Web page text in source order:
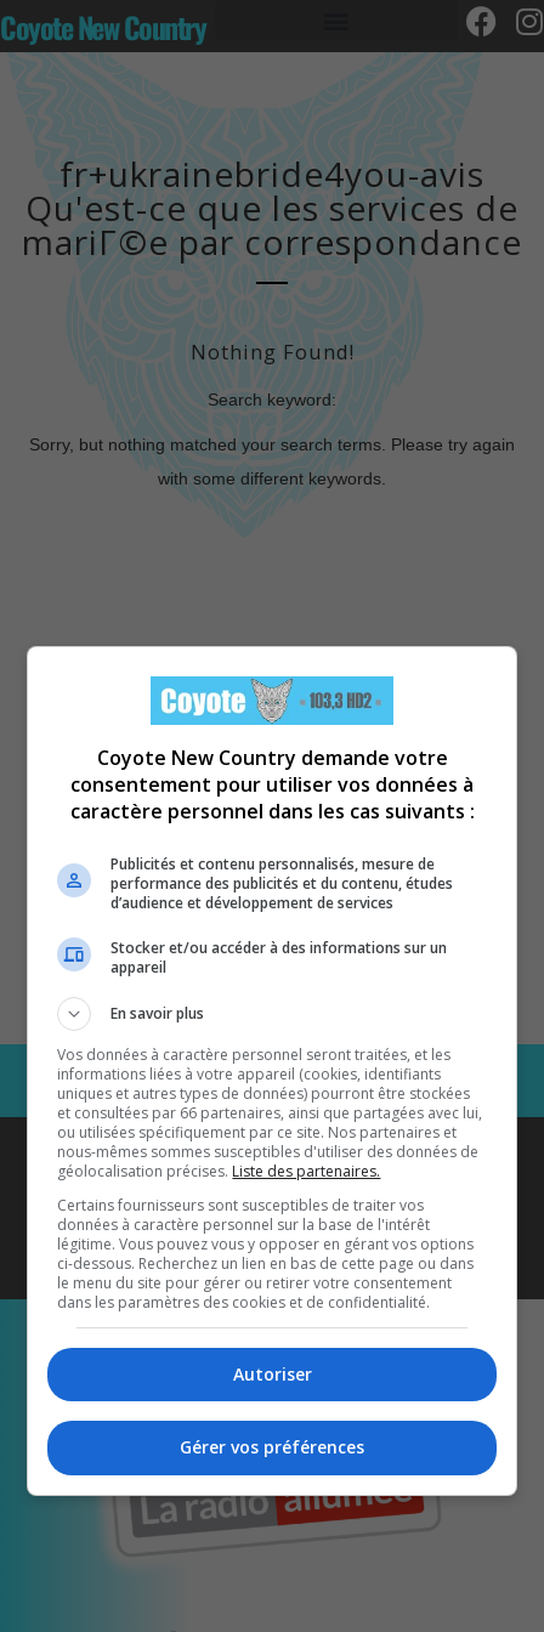
Coyote New Country
fr+ukrainebride4you-avis
Qu'est-ce que les services de
mariГ©e par correspondance
Nothing Found!
Search keyword:
Sorry, but nothing matched your search terms. Please try again
with some different keywords.
Coyote New Countryest diffusé
également sur1033 HD2
Écoutez-nous aussi sur…
Coyote New Country demande votre
consentement pour utiliser vos données à
caractère personnel dans les cas suivants :
Publicités et contenu personnalisés, mesure de
performance des publicités et du contenu, études
d’audience et développement de services
Stocker et/ou accéder à des informations sur un
appareil
En savoir plus
Vos données à caractère personnel seront traitées, et les
informations liées à votre appareil (cookies, identifiants
uniques et autres types de données) pourront être stockées
et consultées par 66 partenaires, ainsi que partagées avec lui,
ou utilisées spécifiquement par ce site. Nos partenaires et
nous-mêmes sommes susceptibles d'utiliser des données de
géolocalisation précises. Liste des partenaires.
Certains fournisseurs sont susceptibles de traiter vos
données à caractère personnel sur la base de l'intérêt
légitime. Vous pouvez vous y opposer en gérant vos options
ci-dessous. Recherchez un lien en bas de cette page ou dans
le menu du site pour gérer ou retirer votre consentement
dans les paramètres des cookies et de confidentialité.
Autoriser
Gérer vos préférences